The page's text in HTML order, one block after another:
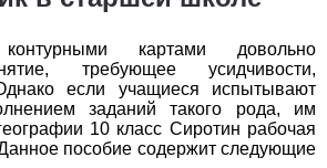
5 6 7 8 9 10
11
Литература
картами довольно
требующее усидчивости,
если учащиеся испытывают
заданий такого рода, им
10 класс Сиротин рабочая
пособие содержит следующие